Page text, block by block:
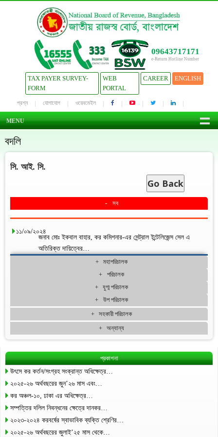
09643717171
e-Return Hotline Number
TAX PAYER SURVEY-
FORM
WEB
PORTAL
CAREER ENGLISH
প্রশ্ন যোগাযোগ ওয়েবমেইল
MENU
বদলি
সি. আই. সি.
Go Back
সব
১১/০৯/২০২৪
জনাব মোঃ ইকবাল বাহার, কর কমিশনার-এর সেন্ট্রাল ইন্টেলিজেন্স সেল এ
অতিরিক্ত দায়িত্বের…
মহাপরিচালক
পরিচালক
যুগ্ম পরিচালক
উপ পরিচালক
সহকারী পরিচালক
অন্যান্য
প্রকাশনা
উৎসে কর কর্তন/সংগ্রহ সংক্রান্ত অধিক্ষেত্র…
২০২৫-২৬ অর্থবছরের জুন’২৬ মাস এবং…
কর অঞ্চল-১০, ঢাকা এর অধিক্ষেত্র…
সম্পত্তির দলিল নিবন্ধনের ক্ষেত্রে দানকর…
২০২৩-২০২৪ করবর্ষের স্বাভাবিক ব্যক্তি শ্রেণির…
২০২৫-২৬ অর্থবছরের জুলাই’২৫ মাস থেকে…